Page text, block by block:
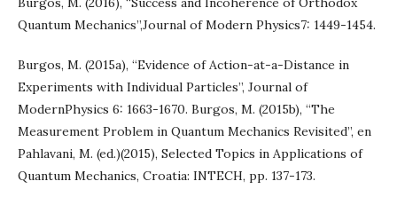
Quantum Mechanics”,Journal of Modern Physics7: 1449-1454.
Burgos, M. (2015a), “Evidence of Action-at-a-Distance in
Experiments with Individual Particles”, Journal of
ModernPhysics 6: 1663-1670. Burgos, M. (2015b), “The
Measurement Problem in Quantum Mechanics Revisited”, en
Pahlavani, M. (ed.)(2015), Selected Topics in Applications of
Quantum Mechanics, Croatia: INTECH, pp. 137-173.